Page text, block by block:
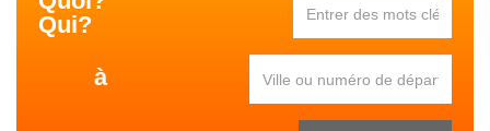
Qui?
à